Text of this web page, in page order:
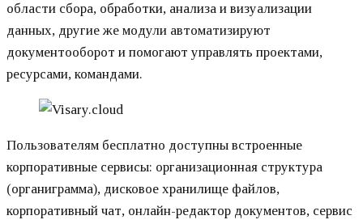
области сбора, обработки, анализа и визуализации
данных, другие же модули автоматизируют
документооборот и помогают управлять проектами,
ресурсами, командами.
Пользователям бесплатно доступны встроенные
корпоративные сервисы: организационная структура
(органиграмма), дисковое хранилище файлов,
корпоративный чат, онлайн-редактор документов, сервис